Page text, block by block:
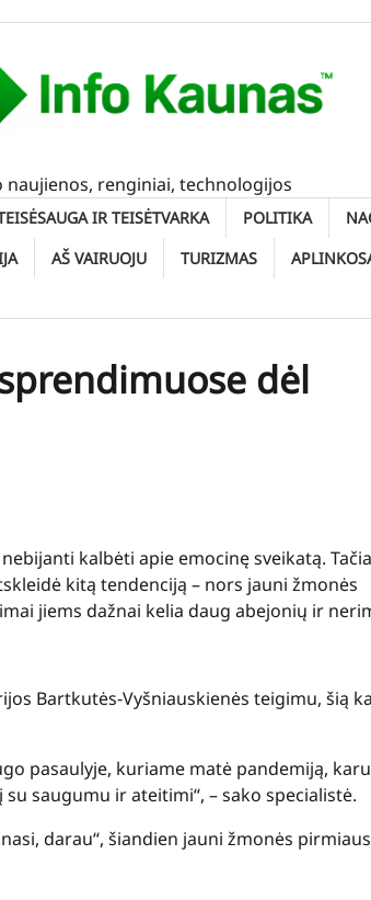
naujienos, renginiai, technologijos
IR TEISĖTVARKA POLITIKA
AŠ VAIRUOJU TURIZMAS
dėl
kalbėti apie emocinę sveikatą.
kitą tendenciją – nors jauni žmonės
jiems dažnai kelia daug abejonių ir
Bartkutės-Vyšniauskienės teigimu, šią
pasaulyje, kuriame matė pandemiją,
saugumu ir ateitimi“, – sako specialistė.
darau“, šiandien jauni žmonės